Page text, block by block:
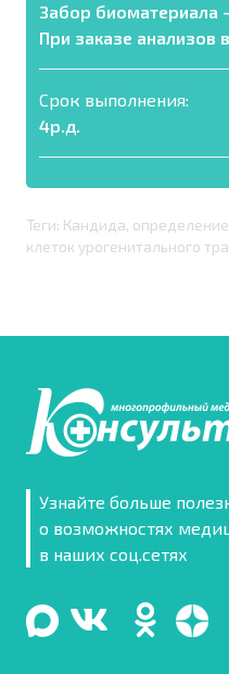
Забор биоматериала
При заказе
Срок выполнения:
4р.д.
Теги: Кандида,
клеток урогенитального
Узнайте больше
о возможностях
в наших соц.сетях